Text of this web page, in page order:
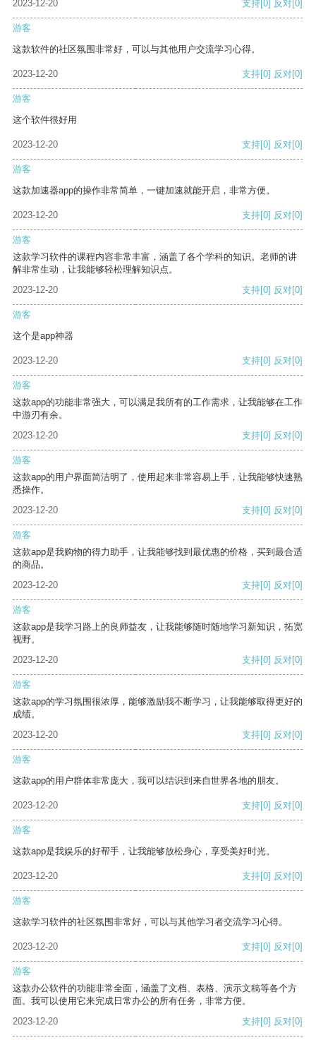
2023-12-20 支持 [0] 反对 [0]
游客
这款软件的社区氛围非常好，可以与其他用户交流学习心得。
2023-12-20 支持[0] 反对[0]
游客
这个软件很好用
2023-12-20 支持[0] 反对[0]
游客
这款加速器app的操作非常简单，一键加速就能开启，非常方便。
2023-12-20 支持[0] 反对[0]
游客
这款学习软件的课程内容非常丰富，涵盖了各个学科的知识。老师的讲
解非常生动，让我能够轻松理解知识点。
2023-12-20
支持[0] 反对[0]
游客
这个是app神器
2023-12-20 支持[0] 反对[0]
游客
这款app的功能非常强大，可以满足我所有的工作需求，让我能够在工作
中游刃有余。
2023-12-20
支持[0] 反对[0]
游客
这款app的用户界面简洁明了，使用起来非常容易上手，让我能够快速熟
悉操作。
2023-12-20
支持[0] 反对[0]
游客
这款app是我购物的得力助手，让我能够找到最优惠的价格，买到最合适
的商品。
2023-12-20
支持[0] 反对[0]
游客
这款app是我学习路上的良师益友，让我能够随时随地学习新知识，拓宽
视野。
2023-12-20
支持[0] 反对[0]
游客
这款app的学习氛围很浓厚，能够激励我不断学习，让我能够取得更好的
成绩。
2023-12-20
支持[0] 反对[0]
游客
这款app的用户群体非常庞大，我可以结识到来自世界各地的朋友。
2023-12-20 支持[0] 反对[0]
游客
这款app是我娱乐的好帮手，让我能够放松身心，享受美好时光。
2023-12-20 支持[0] 反对[0]
游客
这款学习软件的社区氛围非常好，可以与其他学习者交流学习心得。
2023-12-20 支持[0] 反对[0]
游客
这款办公软件的功能非常全面，涵盖了文档、表格、演示文稿等各个方
面。我可以使用它来完成日常办公的所有任务，非常方便。
2023-12-20
支持[0] 反对[0]